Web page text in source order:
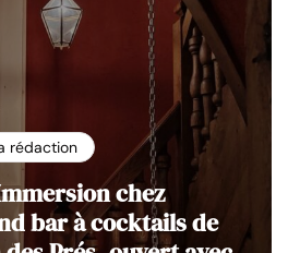
rédaction
chez
bar à cocktails de